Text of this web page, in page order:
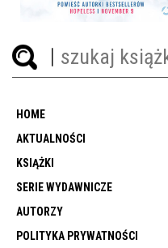
HOME
AKTUALNOŚCI
KSIĄŻKI
SERIE WYDAWNICZE
AUTORZY
POLITYKA PRYWATNOŚCI